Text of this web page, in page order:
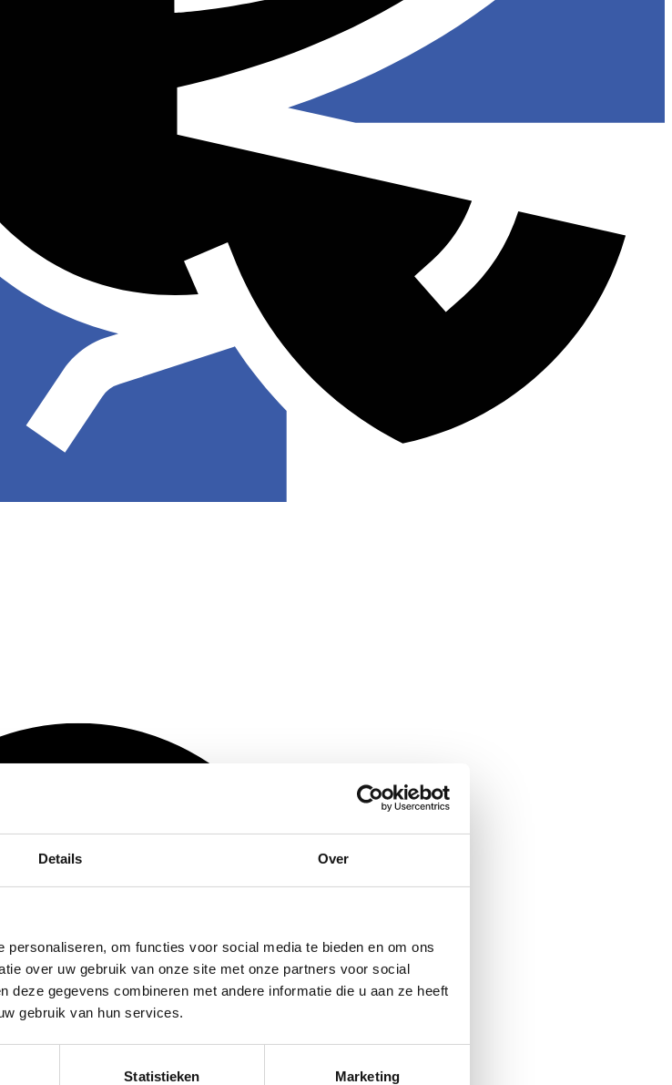
Details Over
om functies voor social media te bieden en om ons
over uw gebruik van onze site met onze partners voor social
deze gegevens combineren met andere informatie die u aan ze heeft
gebruik van hun services.
Statistieken Marketing